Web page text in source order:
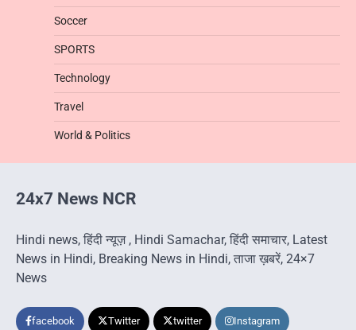
Soccer
SPORTS
Technology
Travel
World & Politics
24x7 News NCR
Hindi news, हिंदी न्यूज़ , Hindi Samachar, हिंदी समाचार, Latest
News in Hindi, Breaking News in Hindi, ताजा ख़बरें, 24×7
News
facebook Twitter twitter Instagram